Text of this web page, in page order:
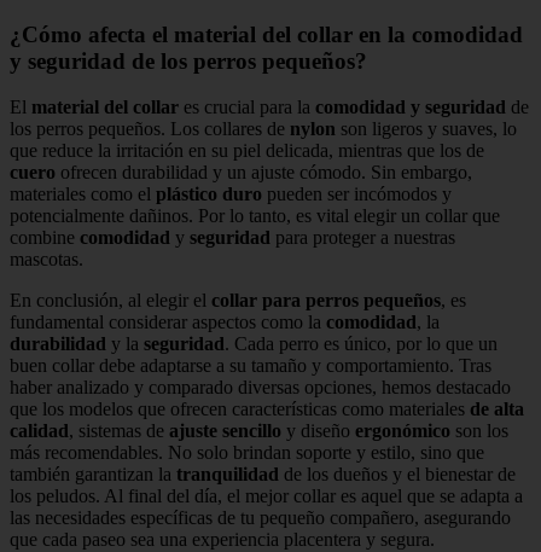
¿Cómo afecta el material del collar en la comodidad
y seguridad de los perros pequeños?
El material del collar es crucial para la comodidad y seguridad de
los perros pequeños. Los collares de nylon son ligeros y suaves, lo
que reduce la irritación en su piel delicada, mientras que los de
cuero ofrecen durabilidad y un ajuste cómodo. Sin embargo,
materiales como el plástico duro pueden ser incómodos y
potencialmente dañinos. Por lo tanto, es vital elegir un collar que
combine comodidad y seguridad para proteger a nuestras
mascotas.
En conclusión, al elegir el collar para perros pequeños, es
fundamental considerar aspectos como la comodidad , la
durabilidad y la seguridad . Cada perro es único, por lo que un
buen collar debe adaptarse a su tamaño y comportamiento. Tras
haber analizado y comparado diversas opciones, hemos destacado
que los modelos que ofrecen características como materiales de alta
calidad , sistemas de ajuste sencillo y diseño ergonómico son los
más recomendables. No solo brindan soporte y estilo, sino que
también garantizan la tranquilidad de los dueños y el bienestar de
los peludos. Al final del día, el mejor collar es aquel que se adapta a
las necesidades específicas de tu pequeño compañero, asegurando
que cada paseo sea una experiencia placentera y segura.